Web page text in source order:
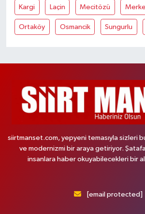
Kargi Laçin Mecitözü
Ortaköy Osmancik Sungurlu
siirtmanset.com, yepyeni temasıyla sizleri
ve modernizmi bir araya getiriyor.
insanlara haber okuyabilecekleri bir
[email protected]